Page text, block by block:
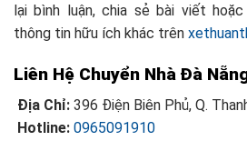
lại bình luận, chia sẻ bài viết
thông tin hữu ích khác trên
Liên Hệ Chuyển Nhà Đà
Địa Chỉ: 396 Điện Biên Phủ, Q.
Hotline: 0965091910